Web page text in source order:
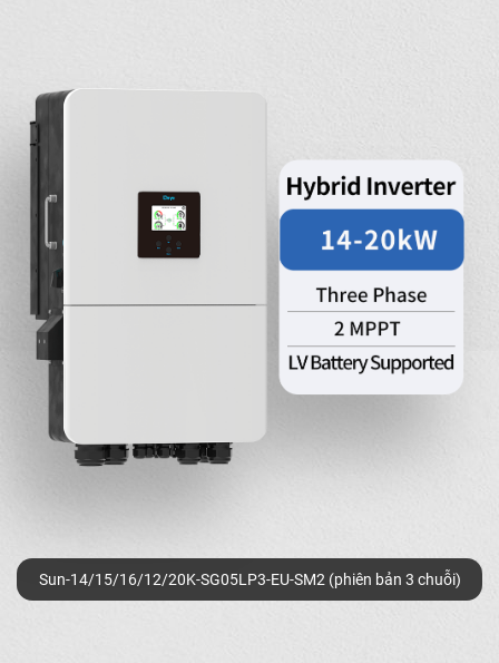
Sun-14/15/16/12/20K-SG05LP3-EU-SM2 (phiên bản 3 chuỗi)